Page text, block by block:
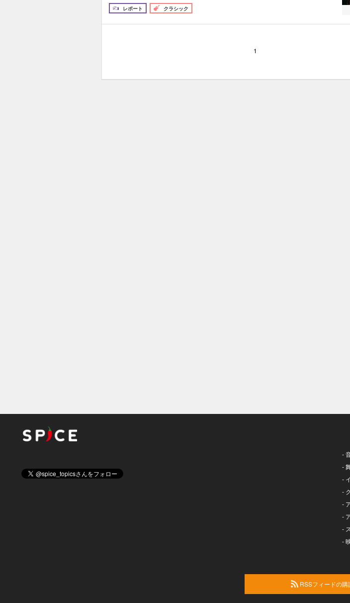
レポート クラシック
1
-
-
-
-
-
-
-
-
RSSフィードの購